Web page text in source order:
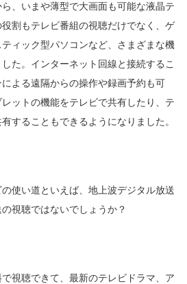
、いまや薄型で大画面も可能な液晶テ
割もテレビ番組の視聴だけでなく、ゲ
ィック型パソコンなど、さまざまな機
た。インターネット回線と接続するこ
よる遠隔からの操作や録画予約も可
ットの機能をテレビで共有したり、テ
することもできるようになりました。
使い道といえば、地上波デジタル放送
視聴ではないでしょうか？
視聴できて、最新のテレビドラマ、ア